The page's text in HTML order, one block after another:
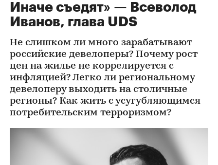
Иначе съедят» — Всеволод
Иванов, глава UDS
Не слишком ли много зарабатывают
российские девелоперы? Почему рост
цен на жилье не коррелируется с
инфляцией? Легко ли региональному
девелоперу выходить на столичные
регионы? Как жить с усугубляющимся
потребительским терроризмом?